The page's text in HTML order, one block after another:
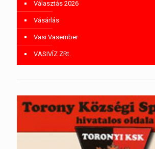
Választás 2026
Vásárlás
Vasi Vasember
VASIVÍZ ZRt.